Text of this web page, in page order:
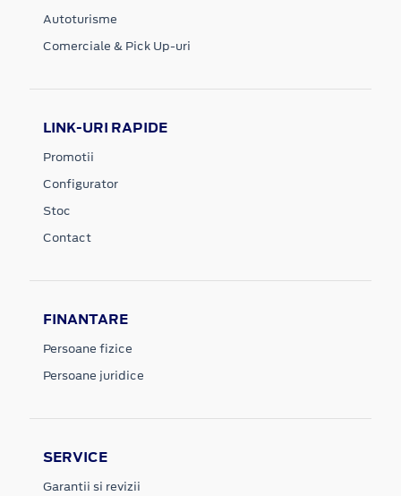
Autoturisme
Comerciale & Pick Up-uri
LINK-URI RAPIDE
Promotii
Configurator
Stoc
Contact
FINANTARE
Persoane fizice
Persoane juridice
SERVICE
Garantii si revizii